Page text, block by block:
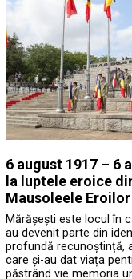
6 august 1917 – 6
la luptele eroice
Mausoleele
Mărășești este locul în
au devenit parte din
profundă recunoștință,
care și-au dat viața
păstrând vie memoria